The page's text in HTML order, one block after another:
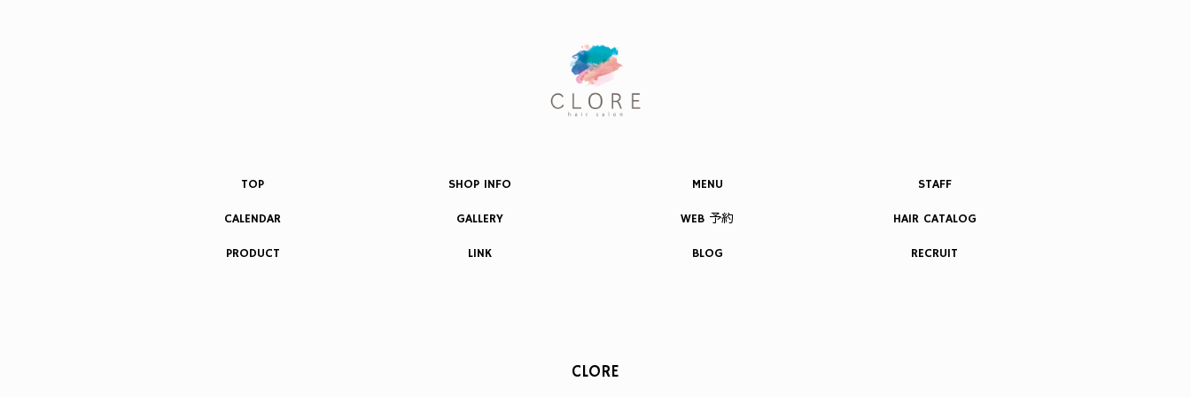
TOP SHOP INFO MENU STAFF
CALENDAR GALLERY WEB 予約 HAIR CATALOG
PRODUCT LINK BLOG RECRUIT
CLORE